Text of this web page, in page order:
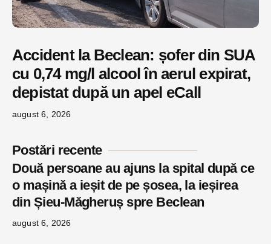
Accident la Beclean: șofer din SUA
cu 0,74 mg/l alcool în aerul expirat,
depistat după un apel eCall
august 6, 2026
Postări recente
Două persoane au ajuns la spital după ce
o mașină a ieșit de pe șosea, la ieșirea
din Șieu-Măgheruș spre Beclean
august 6, 2026